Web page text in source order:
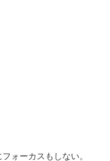
ォーカスもしない。